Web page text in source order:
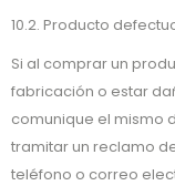
10.2. Producto
Si al comprar un
fabricación o estar
comunique el mismo
tramitar un reclamo
teléfono o correo